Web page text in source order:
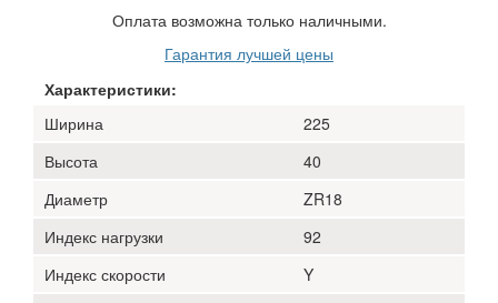
Оплата возможна только наличными.
Гарантия лучшей цены
Характеристики:
Ширина
225
Высота
40
Диаметр
ZR18
Индекс нагрузки
92
Индекс скорости
Y